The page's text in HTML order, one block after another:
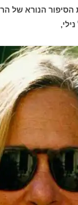
הסיפור הנורא של